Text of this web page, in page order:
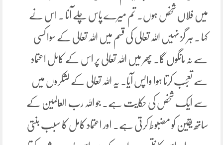
میں فلاں شخص ہوں۔ تم میرے پاس چلے آنا ۔ اس نے
کہا ۔ ہر گز نہیں اللہ تعالی کی قسم میں اللہ تعالی کے سوا کسی
سے نہ مانگوں گا۔ پھر میں اللہ تعالی پر اس کے کامل اعتماد
سے تعجب کرتا ہوا واپس آیا۔ یہ اللہ تعالی کے لشکروں میں
سے ایک شخص کی حکایت ہے۔ جو اللہ رب العالمین کے
ساتھ یقین کو مضبوط کرتی ہے۔ اور اعتماد کامل کا سبب بنتی